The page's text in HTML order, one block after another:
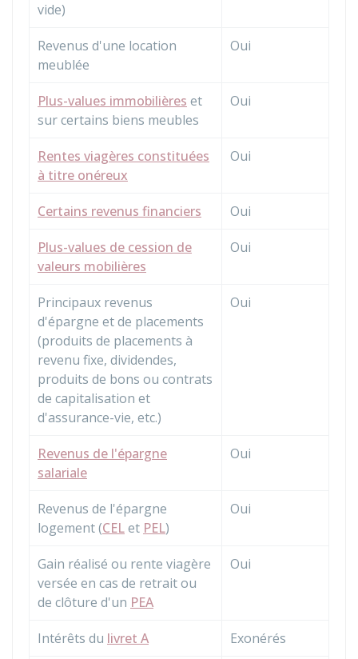
vide)
Revenus d'une location
meublée
Oui
Plus-values immobilières et
sur certains biens meubles
Oui
Rentes viagères constituées
à titre onéreux
Oui
Certains revenus financiers Oui
Plus-values de cession de
valeurs mobilières
Oui
Principaux revenus
d'épargne et de placements
(produits de placements à
revenu fixe, dividendes,
produits de bons ou contrats
de capitalisation et
d'assurance-vie, etc.)
Oui
Revenus de l'épargne
salariale
Oui
Revenus de l'épargne
logement (CELet PEL)
Oui
Gain réalisé ou rente viagère
versée en cas de retrait ou
de clôture d'un PEA
Oui
Intérêts du livret A Exonérés